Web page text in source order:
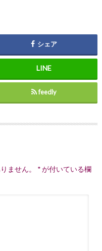
シェア
feedly
ません。 *が付いている欄